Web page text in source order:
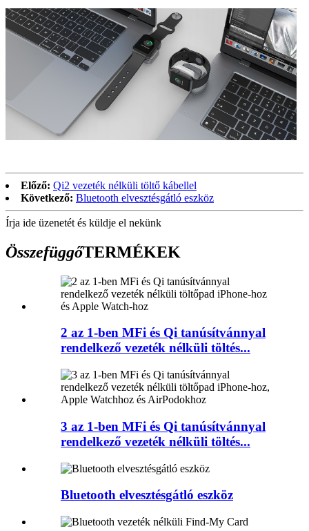
Előző: Qi2 vezeték nélküli töltő kábellel
Következő: Bluetooth elvesztésgátló eszköz
Írja ide üzenetét és küldje el nekünk
ÖsszefüggőTERMÉKEK
2 az 1-ben MFi és Qi tanúsítvánnyal
rendelkező vezeték nélküli töltés...
3 az 1-ben MFi és Qi tanúsítvánnyal
rendelkező vezeték nélküli töltés...
Bluetooth elvesztésgátló eszköz